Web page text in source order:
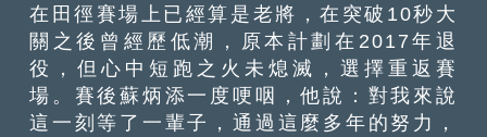
在田徑賽場上已經算是老將，在突破10秒大
關之後曾經歷低潮，原本計劃在2017年退
役，但心中短跑之火未熄滅，選擇重返賽
場。賽後蘇炳添一度哽咽，他說：對我來說
這一刻等了一輩子，通過這麼多年的努力，